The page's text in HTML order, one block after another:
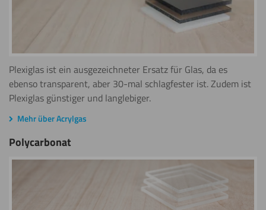
Plexiglas ist ein ausgezeichneter Ersatz für Glas, da es
ebenso transparent, aber 30-mal schlagfester ist. Zudem ist
Plexiglas günstiger und langlebiger.
Mehr über Acrylgas
Polycarbonat